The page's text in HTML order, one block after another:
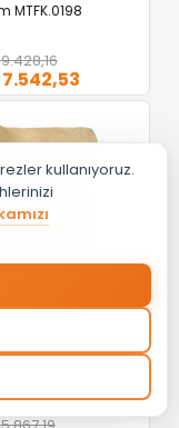
MTFK.0198
7.542,53
Seramik Rüzgar
AK.KW0024
kullanıyoruz.